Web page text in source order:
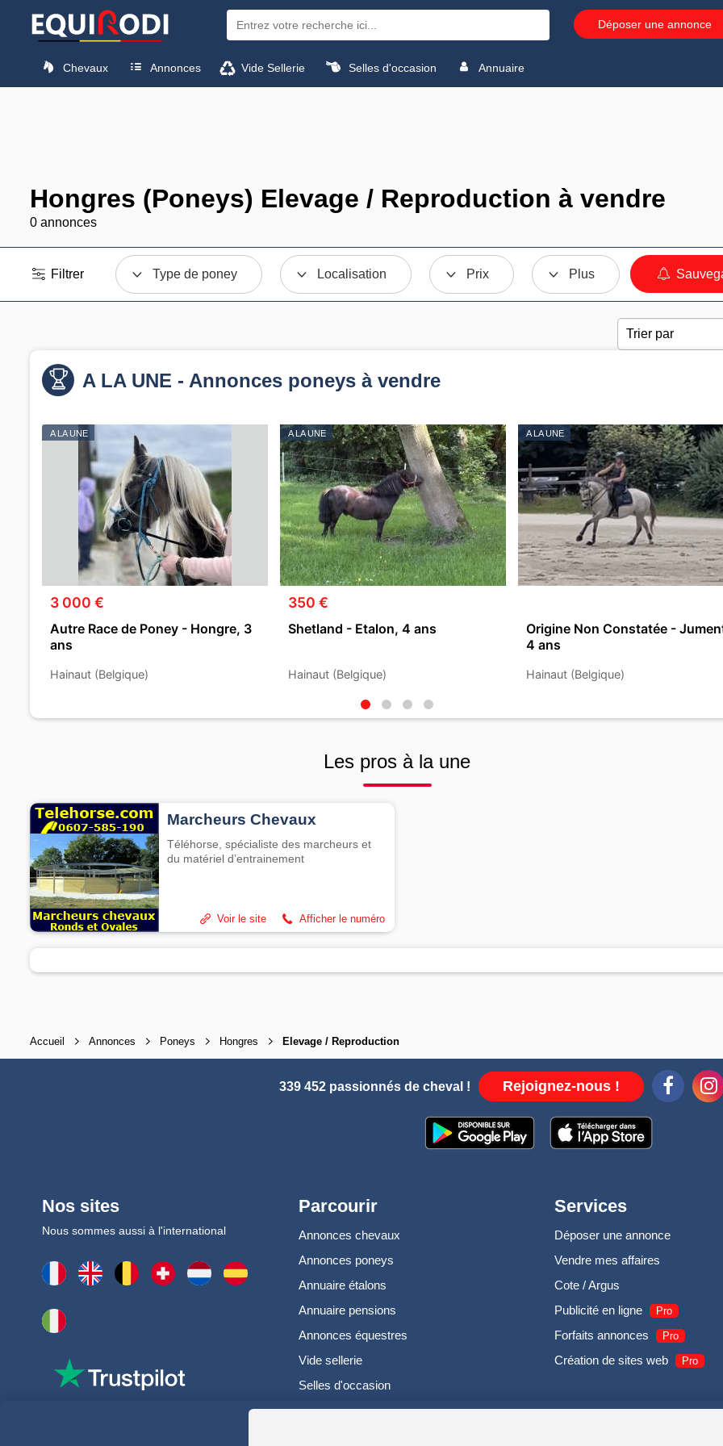
Déposer une annonce
Chevaux Annonces Vide Sellerie Selles d'occasion Annuaire
Hongres (Poneys) Elevage / Reproduction à vendre
0 annonces
Filtrer Type de poney Localisation Prix Plus
A LA UNE - Annonces poneys à vendre
A LA UNE
3 000 €
Autre Race de Poney - Hongre, 3
ans
Hainaut (Belgique)
A LA UNE
350 €
Shetland - Etalon, 4 ans
Hainaut (Belgique)
A LA UNE
Origine Non Constatée -
4 ans
Hainaut (Belgique)
Les pros à la une
Marcheurs Chevaux
Téléhorse, spécialiste des marcheurs et
du matériel d’entrainement
Afficher le numéro
Voir le site
Accueil Annonces Poneys Hongres Elevage / Reproduction
339 452 passionnés de cheval ! Rejoignez-nous !
Nos sites
Nous sommes aussi à l'international
Parcourir
Annonces chevaux
Annonces poneys
Annuaire étalons
Annuaire pensions
Annonces équestres
Vide sellerie
Selles d'occasion
Services
Déposer une annonce
Vendre mes affaires
Cote / Argus
Publicité en ligne
Pro
Forfaits annonces Pro
Création de sites web Pro